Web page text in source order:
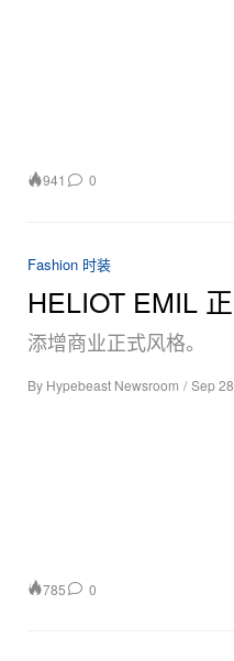
941 0
Fashion 时装
HELIOT EMIL
添增商业正式风格。
By Hypebeast Newsroom / Sep
785 0